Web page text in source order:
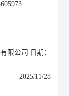
限公司 日期：
2025/11/28